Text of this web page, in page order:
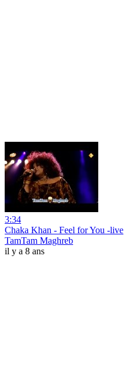
3:34
Chaka Khan - Feel for You -live
TamTam Maghreb
il y a 8 ans